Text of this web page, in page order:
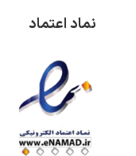
نماد اعتماد